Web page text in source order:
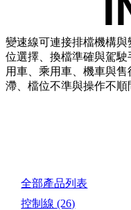
變速線可連接排檔機構
位選擇、換檔準確與駕
用車、乘用車、機車與
滯、檔位不準與操作不順
全部產品列表
控制線(26)